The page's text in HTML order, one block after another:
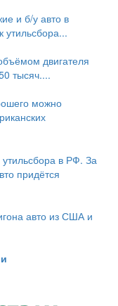
и б/у авто в
утильсбора...
двигателя
тысяч....
можно
в РФ. За
придётся
авто из США и